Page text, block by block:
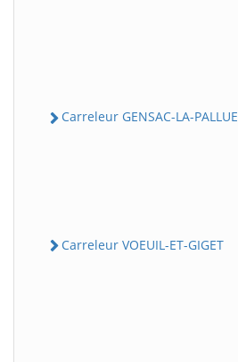
Carreleur GENSAC-LA-PALLUE
Carreleur VOEUIL-ET-GIGET